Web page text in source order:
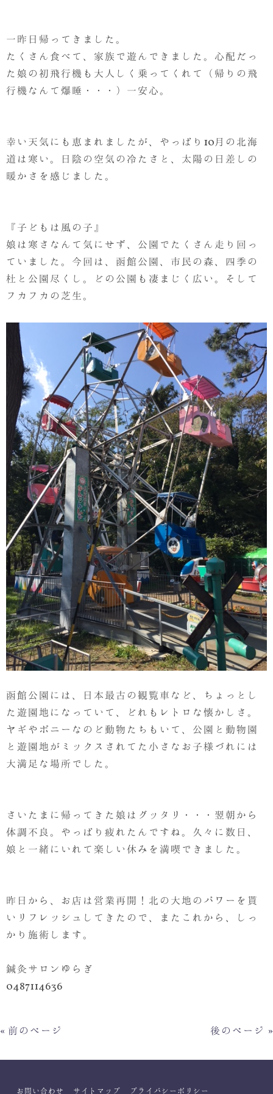
一昨日帰ってきました。
たくさん食べて、家族で遊んできました。心配だっ
た娘の初飛行機も大人しく乗ってくれて（帰りの飛
行機なんて爆睡・・・）一安心。
幸い天気にも恵まれましたが、やっぱり10月の北海
道は寒い。日陰の空気の冷たさと、太陽の日差しの
暖かさを感じました。
『子どもは風の子』
娘は寒さなんて気にせず、公園でたくさん走り回っ
ていました。今回は、函館公園、市民の森、四季の
杜と公園尽くし。どの公園も凄まじく広い。そして
フカフカの芝生。
函館公園には、日本最古の観覧車など、ちょっとし
た遊園地になっていて、どれもレトロな懐かしさ。
ヤギやポニーなのど動物たちもいて、公園と動物園
と遊園地がミックスされてた小さなお子様づれには
大満足な場所でした。
さいたまに帰ってきた娘はグッタリ・・・翌朝から
体調不良。やっぱり疲れたんですね。久々に数日、
娘と一緒にいれて楽しい休みを満喫できました。
昨日から、お店は営業再開！北の大地のパワーを貰
いリフレッシュしてきたので、またこれから、しっ
かり施術します。
鍼灸サロンゆらぎ
0487114636
« 前のページ 後のページ »
お問い合わせ サイトマップ プライバシーポリシー